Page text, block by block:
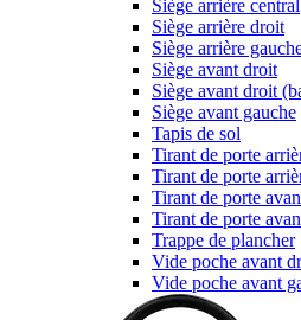
Siège arrière central
Siège arrière droit
Siège arrière
Siège avant droit
Siège avant droit
Siège avant gauche
Tapis de sol
Tirant de porte
Tirant de porte
Tirant de porte
Tirant de porte
Trappe de plancher
Vide poche avant
Vide poche avant